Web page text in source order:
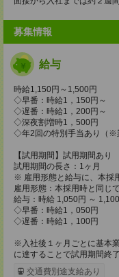
募集情報
給与
時給1,150円～1,500円
◇早番：時給1，150円～
◇遅番：時給1，200円～
◇深夜割増時1，500円
◇年2回の特別手当あり（※
【試用期間】試用期間あり
試用期間の長さ：1ヶ月
※ 雇用形態と給与に、本採
雇用形態：本採用時と同じで
給与：時給 1,050円 ～
◇早番：時給1，050円
◇遅番：時給1，100円
※入社後１ヶ月ごとに基本
に達することで試用期間終
交通費別途支給あり